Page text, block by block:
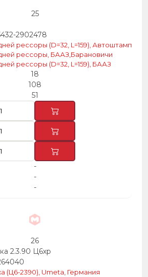
25
2902478
рессоры (D=32, L=159), Автоштамп
рессоры, БААЗ,Барановичи
рессоры (D=32, L=159), БААЗ
18
108
51
-
-
-
26
2.3.90 Ц6хр
(Ц6-2390), Umeta, Германия